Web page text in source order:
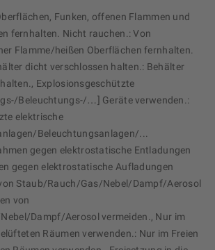
Funken, offenen Flammen und
fernhalten. Nicht rauchen.: Von
Flamme/heißen Oberflächen fernhalten.
dicht verschlossen halten.: Behälter
Explosionsgeschützte
Beleuchtungs-/…] Geräte verwenden.:
elektrische
Beleuchtungsanlagen/...
gegen elektrostatische Entladungen
gegen elektrostatische Aufladungen
Staub/Rauch/Gas/Nebel/Dampf/Aerosol
von
Dampf/Aerosol vermeiden., Nur im
Räumen verwenden.: Nur im Freien